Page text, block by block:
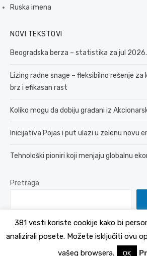
Ruska imena
NOVI TEKSTOVI
Beogradska berza – statistika za jul 2026.
Lizing radne snage – fleksibilno rešenje za
brz i efikasan rast
Koliko mogu da dobiju građani iz
Inicijativa Pojas i put ulazi u zelenu novu
Tehnološki pioniri koji menjaju globalnu
Pretraga
Politika
381 vesti koriste cookije kako bi
analizirali posete. Možete isključiti ovu
vašeg browsera.
OK